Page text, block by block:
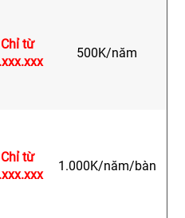
Chỉ từ
500K/năm
Chỉ từ
1.000K/năm/bàn